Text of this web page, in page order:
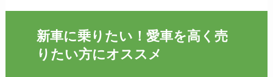
新車に乗りたい！愛車を高く売
りたい方にオススメ